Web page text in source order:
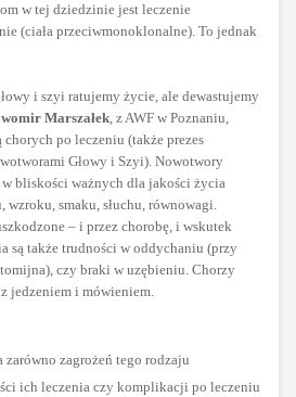
w tej dziedzinie jest leczenie
(ciała przeciwmonoklonalne). To jednak
i szyi ratujemy życie, ale dewastujemy
Marszałek, z AWF w Poznaniu,
po leczeniu (także prezes
Głowy i Szyi). Nowotwory
bliskości ważnych dla jakości życia
wzroku, smaku, słuchu, równowagi.
– i przez chorobę, i wskutek
są także trudności w oddychaniu (przy
czy braki w uzębieniu. Chorzy
jedzeniem i mówieniem.
zagrożeń tego rodzaju
ich leczenia czy komplikacji po leczeniu